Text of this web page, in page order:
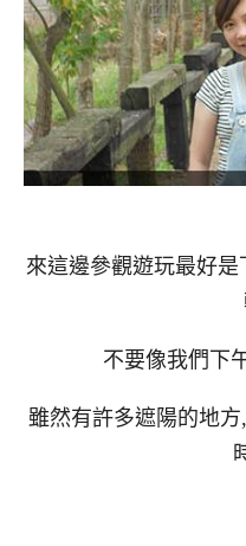
來這邊參觀遊玩最好
不要像我們下
雖然有許多遮陽的地